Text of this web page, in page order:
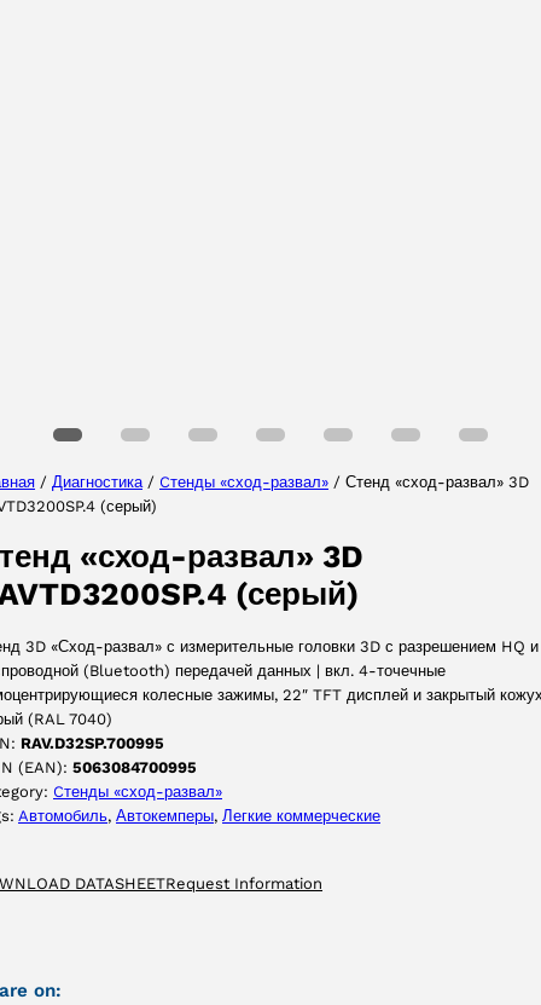
/ Диагностика/ Cтенды «сход-развал» / Стенд «сход-развал» 3D
(серый)
«сход-развал» 3D
(серый)
3D «Сход-развал» с измерительные головки 3D с разрешением HQ и
(Bluetooth) передачей данных | вкл. 4-точечные
колесные зажимы, 22″ TFT дисплей и закрытый
(RAL 7040)
RAV.D32SP.700995
(EAN): 5063084700995
Cтенды «сход-развал»
Aвтомобиль, Автокемперы, Легкие коммерческие
DATASHEETRequest Information
on: